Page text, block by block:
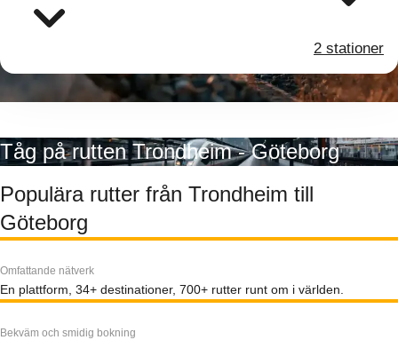
2 stationer
Tåg på rutten Trondheim - Göteborg
Populära rutter från Trondheim till
Göteborg
Omfattande nätverk
En plattform, 34+ destinationer, 700+ rutter runt om i världen.
Bekväm och smidig bokning